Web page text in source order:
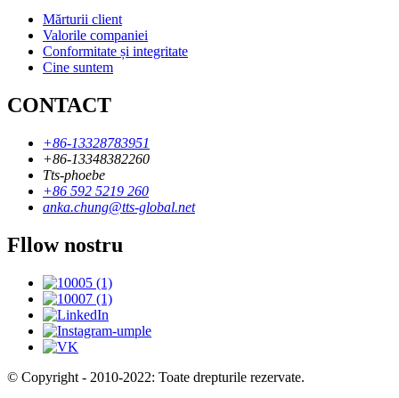
Mărturii client
Valorile companiei
Conformitate și integritate
Cine suntem
CONTACT
+86-13328783951
+86-13348382260
Tts-phoebe
+86 592 5219 260
anka.chung@tts-global.net
Fllow nostru
© Copyright - 2010-2022: Toate drepturile rezervate.